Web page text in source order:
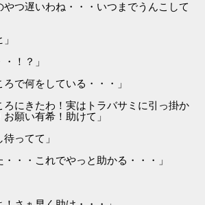
やつ遅いわね・・・いつまでうんこして
！？」
で何をしている・・・」
ろにきたわ！実はトラバサミに引っ掛か
願い有希！助けて」
ってて」
・・これでやっと助かる・・・」